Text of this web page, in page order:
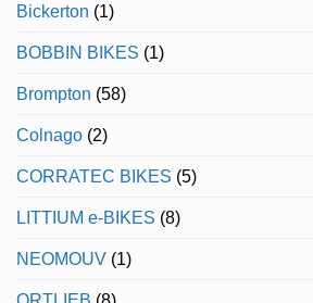
Granada
Bickerton (1)
BOBBIN BIKES (1)
Brompton (58)
Colnago (2)
CORRATEC BIKES (5)
LITTIUM e-BIKES (8)
NEOMOUV (1)